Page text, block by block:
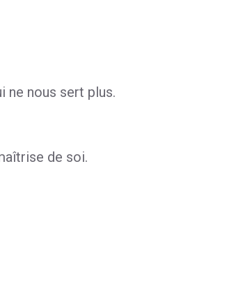
ne nous sert plus.
de soi.